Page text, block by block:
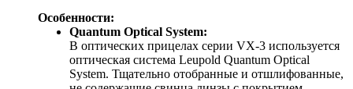
Особенности:
Quantum Optical System:
В оптических прицелах серии VX-3 используется
оптическая система Leupold Quantum Optical
System. Тщательно отобранные и отшлифованные,